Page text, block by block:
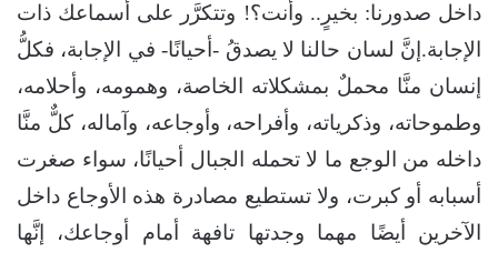
داخل صدورنا: بخيرٍ.. وأنت؟! وتتكرَّر على أسماعك ذات
الإجابة.إنَّ لسان حالنا لا يصدقُ -أحيانًا- في الإجابة، فكلُّ
إنسان منَّا محملٌ بمشكلاته الخاصة، وهمومه، وأحلامه،
وطموحاته، وذكرياته، وأفراحه، وأوجاعه، وآماله، كلٌّ منَّا
داخله من الوجع ما لا تحمله الجبال أحيانًا، سواء صغرت
أسبابه أو كبرت، ولا تستطيع مصادرة هذه الأوجاع داخل
الآخرين أيضًا مهما وجدتها تافهة أمام أوجاعك، إنَّها